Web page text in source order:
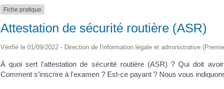
Fiche pratique
Attestation de sécurité routière (ASR)
Vérifié le 01/09/2022 - Direction de l'information légale et administrative
À quoi sert l'attestation de sécurité routière (ASR) ? Qui doit
Comment s’inscrire à l'examen ? Est-ce payant ? Nous vous